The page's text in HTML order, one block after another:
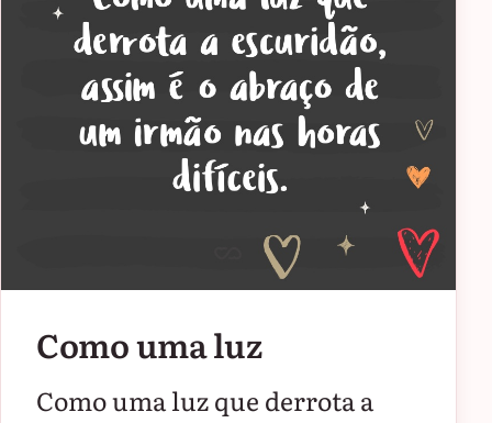
Como uma luz
Como uma luz que derrota a